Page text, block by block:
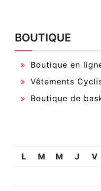
BOUTIQUE
Boutique en
Vêtements
Boutique de
L M M J V